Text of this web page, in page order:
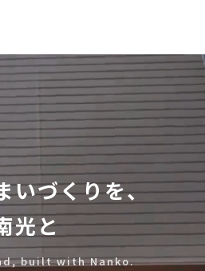
いづくりを、
光と
built with Nanko.